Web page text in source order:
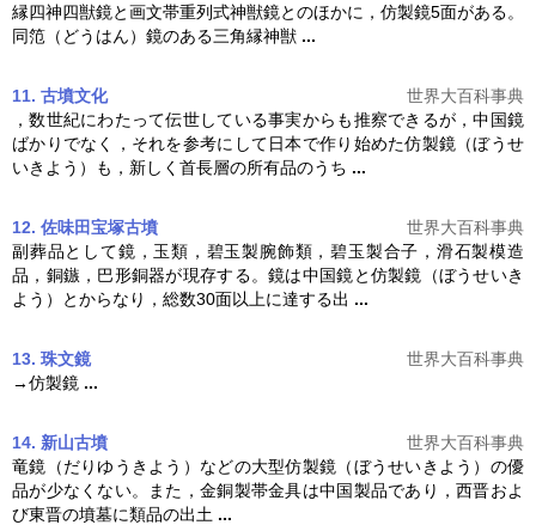
縁四神四獣鏡と画文帯重列式神獣鏡とのほかに， 仿製鏡5面がある。
同笵（どうはん）鏡のある三角縁神獣 ...
11. 古墳文化
世界大百科事典
，数世紀にわたって伝世している事実からも推察できるが，中国鏡
ばかりでなく，それを参考にして日本で作り始めた仿製鏡 （ぼうせ
いきよう）も，新しく首長層の所有品のうち ...
12. 佐味田宝塚古墳
世界大百科事典
副葬品として鏡，玉類，碧玉製腕飾類，碧玉製合子，滑石製模造
品，銅鏃，巴形銅器が現存する。鏡は中国鏡と仿製鏡 （ぼうせいき
よう）とからなり，総数30面以上に達する出 ...
13. 珠文鏡
世界大百科事典
→仿製鏡 ...
14. 新山古墳
世界大百科事典
竜鏡（だりゆうきよう）などの大型仿製鏡 （ぼうせいきよう）の優
品が少なくない。また，金銅製帯金具は中国製品であり，西晋およ
び東晋の墳墓に類品の出土 ...